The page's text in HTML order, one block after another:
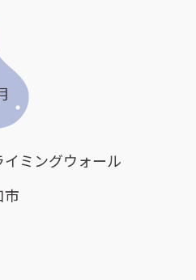
イミングウォール
市